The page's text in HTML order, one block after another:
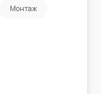
Монтаж